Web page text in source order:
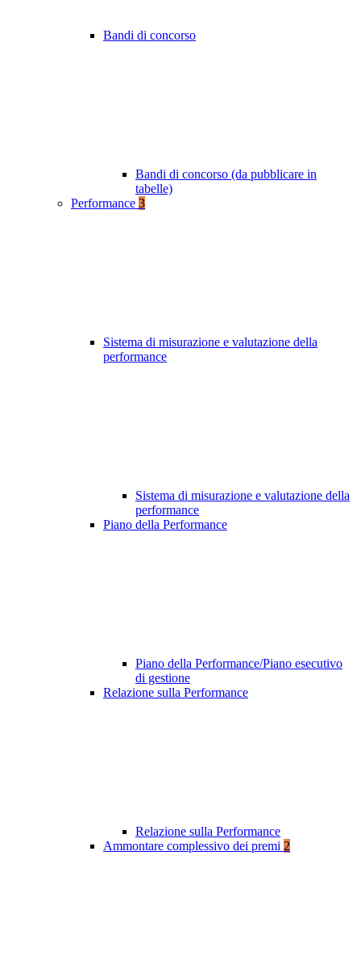
Bandi di concorso
Bandi di concorso (da pubblicare in
tabelle)
Performance 3
Sistema di misurazione e valutazione della
performance
Sistema di misurazione e valutazione della
performance
Piano della Performance
Piano della Performance/Piano esecutivo
di gestione
Relazione sulla Performance
Relazione sulla Performance
Ammontare complessivo dei premi 2